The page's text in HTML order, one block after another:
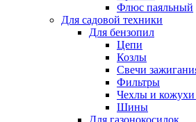
Флюс паяльный
Для садовой техники
Для бензопил
Цепи
Козлы
Свечи
Фильтры
Чехлы и
Шины
Для газонокосилок